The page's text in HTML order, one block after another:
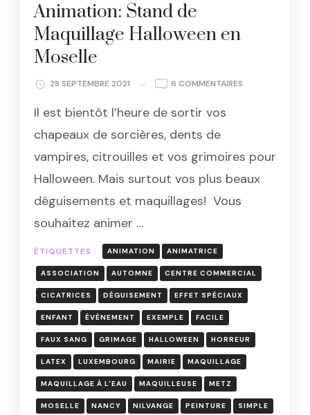
Animation: Stand de
Maquillage Halloween en
Moselle
28 SEPTEMBRE 2021 6 COMMENTAIRES
HALLOWEEN
MOSELLE
Il est bientôt l’heure de sortir vos
chapeaux de sorcières, dents de
vampires, citrouilles et vos grimoires pour
Halloween. Mais surtout vos plus beaux
déguisements et maquillages! Vous
souhaitez animer …
ÉTIQUETTES : ANIMATION ANIMATRICE
ASSOCIATION AUTOMNE CENTRE COMMERCIAL
CICATRICES DÉGUISEMENT EFFET SPÉCIAUX
ENFANT ÉVÉNEMENT EXEMPLE FACILE
FAUX SANG GRIMAGE HALLOWEEN HORREUR
LATEX LUXEMBOURG MAIRIE MAQUILLAGE
MAQUILLAGE À L'EAU MAQUILLEUSE METZ
MOSELLE NANCY NILVANGE PEINTURE SIMPLE